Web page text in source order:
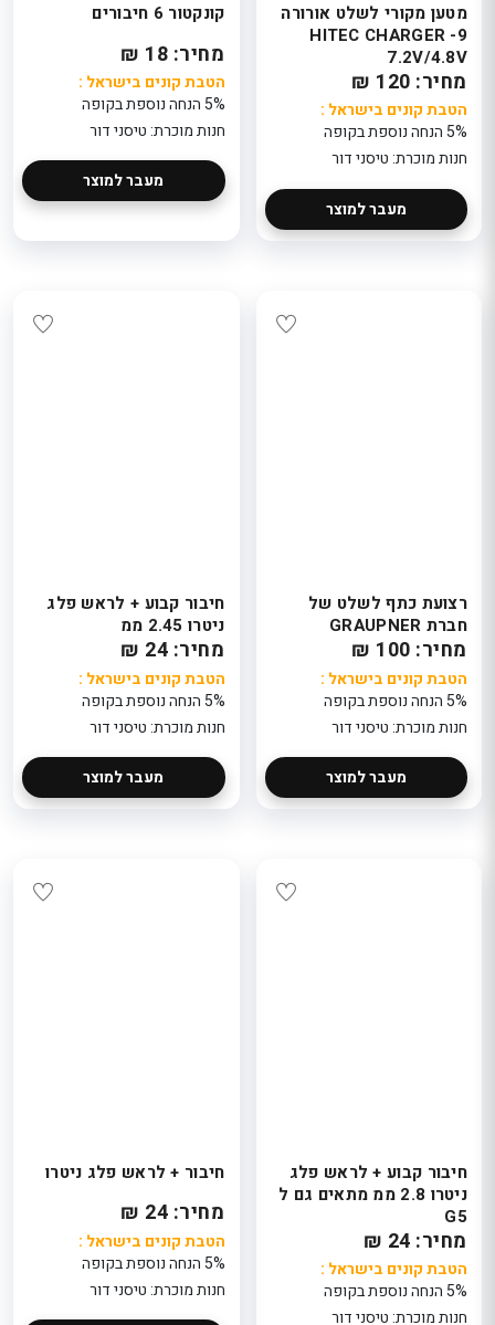
מטען מקורי לשלט אורורה
9- HITEC CHARGER
7.2V/4.8V
מחיר: 120 ₪
הטבת קונים בישראל :
5% הנחה נוספת בקופה
חנות מוכרת: טיסני דור
מעבר למוצר
קונקטור 6 חיבורים
מחיר: 18 ₪
הטבת קונים בישראל :
5% הנחה נוספת בקופה
חנות מוכרת: טיסני דור
מעבר למוצר
רצועת כתף לשלט של
חברת GRAUPNER
מחיר: 100 ₪
הטבת קונים בישראל :
5% הנחה נוספת בקופה
חנות מוכרת: טיסני דור
מעבר למוצר
חיבור קבוע + לראש פלג
ניטרו 2.45 ממ
מחיר: 24 ₪
הטבת קונים בישראל :
5% הנחה נוספת בקופה
חנות מוכרת: טיסני דור
מעבר למוצר
חיבור קבוע + לראש פלג
ניטרו 2.8 ממ מתאים גם ל
G5
מחיר: 24 ₪
הטבת קונים בישראל :
5% הנחה נוספת בקופה
חנות מוכרת: טיסני דור
חיבור + לראש פלג ניטרו
מחיר: 24 ₪
הטבת קונים בישראל :
5% הנחה נוספת בקופה
חנות מוכרת: טיסני דור